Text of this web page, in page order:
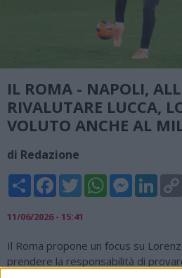
IL ROMA - NAPOLI,
RIVALUTARE LUCCA,
VOLUTO ANCHE AL
di Redazione
Share FacebookTwitterWhatsAppMessenger
11/06/2026 - 15:41
Il Roma propone un focus su
prendere la responsabilità di